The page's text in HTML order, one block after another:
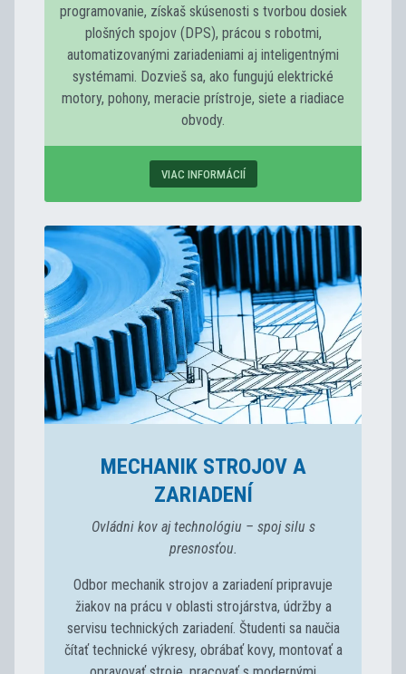
programovanie, získaš skúsenosti s tvorbou dosiek
plošných spojov (DPS), prácou s robotmi,
automatizovanými zariadeniami aj inteligentnými
systémami. Dozvieš sa, ako fungujú elektrické
motory, pohony, meracie prístroje, siete a riadiace
obvody.
VIAC INFORMÁCIÍ
MECHANIK STROJOV A
ZARIADENÍ
Ovládni kov aj technológiu – spoj silu s
presnosťou.
Odbor mechanik strojov a zariadení pripravuje
žiakov na prácu v oblasti strojárstva, údržby a
servisu technických zariadení. Študenti sa naučia
čítať technické výkresy, obrábať kovy, montovať a